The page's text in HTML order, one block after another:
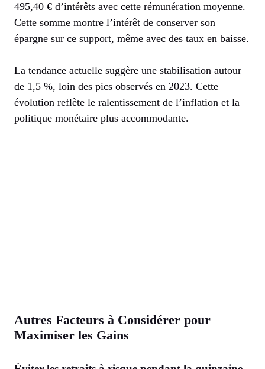
495,40 € d’intérêts avec cette rémunération moyenne.
Cette somme montre l’intérêt de conserver son
épargne sur ce support, même avec des taux en baisse.
La tendance actuelle suggère une stabilisation autour
de 1,5 %, loin des pics observés en 2023. Cette
évolution reflète le ralentissement de l’inflation et la
politique monétaire plus accommodante.
Autres Facteurs à Considérer pour
Maximiser les Gains